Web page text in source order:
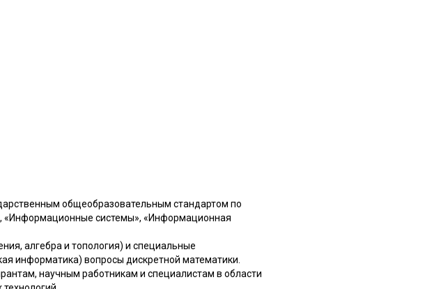
общеобразовательным стандартом по
«Информационные системы», «Информационная
алгебра и топология) и специальные
информатика) вопросы дискретной математики.
научным работникам и специалистам в области